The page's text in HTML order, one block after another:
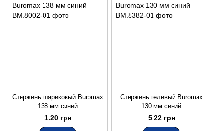
Стержень шариковый Buromax
138 мм синий
1.20 грн
Стержень гелевый Buromax
130 мм синий
5.22 грн